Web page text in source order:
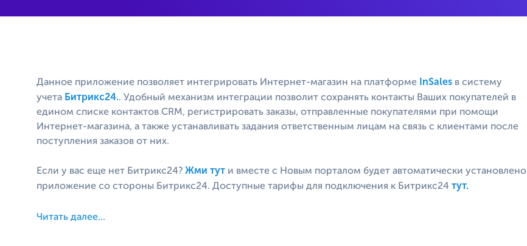
Данное приложение позволяет интегрировать Интернет-магазин на платформе InSales в систему
учета Битрикс24.. Удобный механизм интеграции позволит сохранять контакты Ваших покупателей в
едином списке контактов CRM, регистрировать заказы, отправленные покупателями при помощи
Интернет-магазина, а также устанавливать задания ответственным лицам на связь с клиентами после
поступления заказов от них.
Если у вас еще нет Битрикс24? Жми тут и вместе с Новым порталом будет автоматически установлено
приложение со стороны Битрикс24. Доступные тарифы для подключения к Битрикс24 тут.
Функционал приложения:
Читать далее...